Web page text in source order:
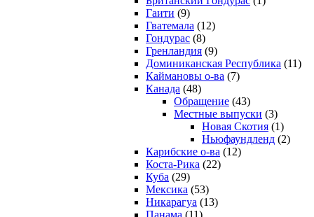
Гаити (9)
Гватемала (12)
Гондурас (8)
Гренландия (9)
Доминиканская Республика (11)
Каймановы о-ва (7)
Канада (48)
Обращение (43)
Местные выпуски (3)
Новая Скотия (1)
Ньюфаундленд (2)
Карибские о-ва (12)
Коста-Рика (22)
Куба (29)
Мексика (53)
Никарагуа (13)
Панама (11)